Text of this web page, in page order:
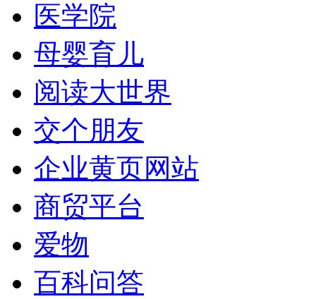
医学院
母婴育儿
阅读大世界
交个朋友
企业黄页网站
商贸平台
爱物
百科问答